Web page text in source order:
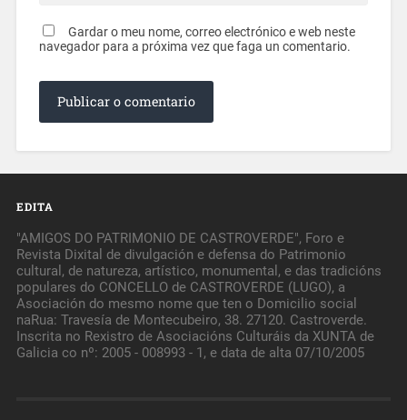
Gardar o meu nome, correo electrónico e web neste
navegador para a próxima vez que faga un comentario.
EDITA
"AMIGOS DO PATRIMONIO DE CASTROVERDE", Foro e
Revista Dixital de divulgación e defensa do Patrimonio
cultural, de natureza, artístico, monumental, e das tradicións
populares do CONCELLO de CASTROVERDE (LUGO), a
Asociación do mesmo nome que ten o Domicilio social
naRua: Travesía de Montecubeiro, 38. 27120. Castroverde.
Inscrita no Rexistro de Asociacións Culturáis da XUNTA de
Galicia co nº: 2005 - 008993 - 1, e data de alta 07/10/2005